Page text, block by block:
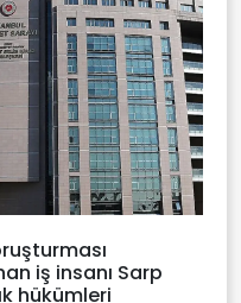
iş insanı Sarp
hükümleri